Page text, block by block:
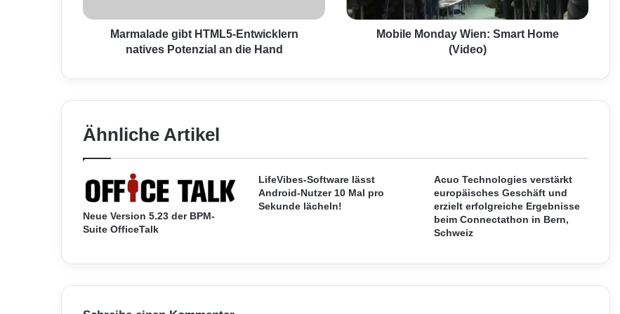
e
t
M
L
-
E
n
t
w
k
l
Marmalade gibt HTML5-Entwicklern
natives Potenzial an die Hand
o
n
W
a
r
e
(
Mobile Monday Wien: Smart Home
(Video)
Ähnliche Artikel
Neue Version 5.23 der BPM-
Suite OfficeTalk
LifeVibes-Software lässt
Android-Nutzer 10 Mal pro
Sekunde lächeln!
Acuo Technologies verstärkt
europäisches Geschäft und
erzielt erfolgreiche Ergebnisse
beim Connectathon in Bern,
Schweiz